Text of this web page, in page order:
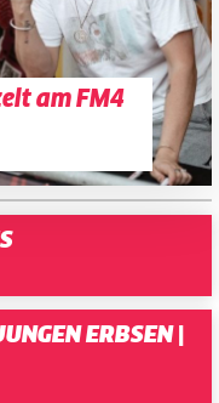
am FM4
ERBSEN |